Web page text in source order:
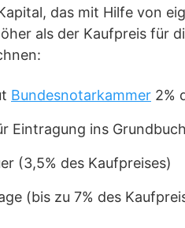
das mit Hilfe von
als der Kaufpreis für
Bundesnotarkammer 2%
Eintragung ins
(3,5% des Kaufpreises)
(bis zu 7% des